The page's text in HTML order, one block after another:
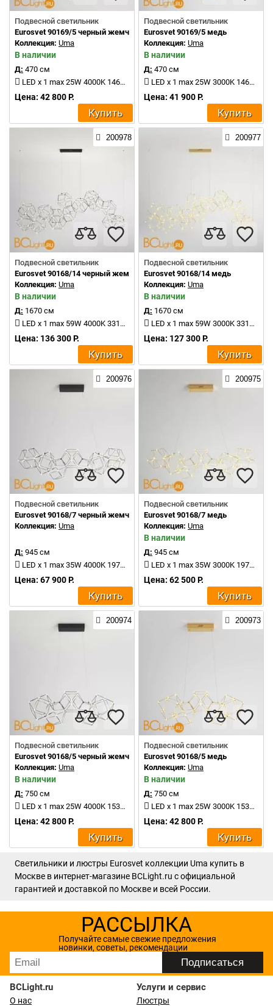
Подвесной светильник
Eurosvet 90169/5 черный жемчуг
Коллекция: Uma
В наличии
Д: 470 см
LED x 1 max 25W 4000K 1461Lm
Цена: 42 800 Р.
Купить
Подвесной светильник
Eurosvet 90169/5 медь
Коллекция: Uma
В наличии
Д: 470 см
LED x 1 max 25W 3000K 1461Lm
Цена: 41 900 Р.
Купить
200978
Подвесной светильник
Eurosvet 90168/14 черный жемчуг
Коллекция: Uma
В наличии
Д: 1670 см
LED x 1 max 59W 4000K 3310Lm
Цена: 136 300 Р.
Купить
200977
Подвесной светильник
Eurosvet 90168/14 медь
Коллекция: Uma
В наличии
Д: 1670 см
LED x 1 max 59W 3000K 3310Lm
Цена: 127 300 Р.
Купить
200976
Подвесной светильник
Eurosvet 90168/7 черный жемчуг
Коллекция: Uma
Д: 945 см
LED x 1 max 35W 4000K 1974Lm
Цена: 67 900 Р.
Купить
200975
Подвесной светильник
Eurosvet 90168/7 медь
Коллекция: Uma
В наличии
Д: 945 см
LED x 1 max 35W 3000K 1974Lm
Цена: 62 500 Р.
Купить
200974
Подвесной светильник
Eurosvet 90168/5 черный жемчуг
Коллекция: Uma
В наличии
Д: 750 см
LED x 1 max 25W 4000K 1530Lm
Цена: 42 800 Р.
Купить
200973
Подвесной светильник
Eurosvet 90168/5 медь
Коллекция: Uma
В наличии
Д: 750 см
LED x 1 max 25W 3000K 1530Lm
Цена: 42 800 Р.
Купить
Светильники и люстры Eurosvet коллекции Uma купить в
Москве в интернет-магазине BCLight.ru с официальной
гарантией и доставкой по Москве и всей России.
РАССЫЛКА
Получайте самые свежие предложения
новинки, советы, рекомендации
BCLight.ru
О нас
Услуги и сервис
Люстры